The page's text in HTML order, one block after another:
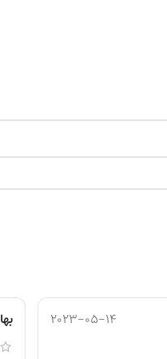
2023-05-14